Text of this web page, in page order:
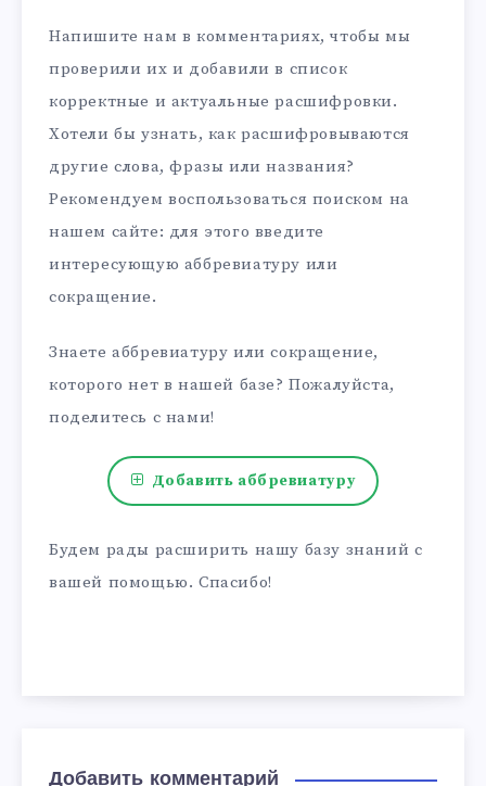
Напишите нам в комментариях, чтобы мы
проверили их и добавили в список
корректные и актуальные расшифровки.
Хотели бы узнать, как расшифровываются
другие слова, фразы или названия?
Рекомендуем воспользоваться поиском на
нашем сайте: для этого введите
интересующую аббревиатуру или
сокращение.
Знаете аббревиатуру или сокращение,
которого нет в нашей базе? Пожалуйста,
поделитесь с нами!
Добавить аббревиатуру
Будем рады расширить нашу базу знаний с
вашей помощью. Спасибо!
Добавить комментарий